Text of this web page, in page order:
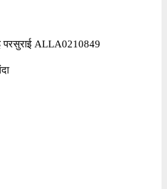
परसुराई ALLA0210849